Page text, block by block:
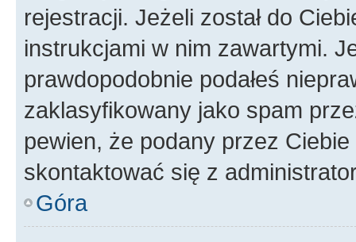
rejestracji. Jeżeli został do
instrukcjami w nim zawartymi.
prawdopodobnie podałeś
zaklasyfikowany jako spam
pewien, że podany przez
skontaktować się z
Góra